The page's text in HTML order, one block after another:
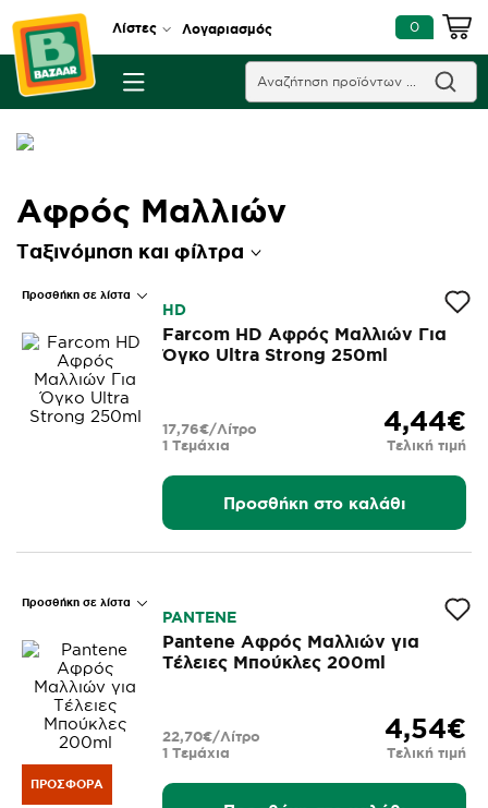
Λίστες Λογαριασμός 0
Αφρός Μαλλιών
Ταξινόμηση και φίλτρα
Προσθήκη σε λίστα
HD
Farcom HD Αφρός Μαλλιών Για
Όγκο Ultra Strong 250ml
4,44€
Τελική τιμή
1 Τεμάχια
17,76€/Λίτρο
Προσθήκη στο καλάθι
Προσθήκη σε λίστα
ΠΡΟΣΦΟΡΆ
PANTENE
Pantene Αφρός Μαλλιών για
Τέλειες Μπούκλες 200ml
4,54€
Τελική τιμή
1 Τεμάχια
22,70€/Λίτρο